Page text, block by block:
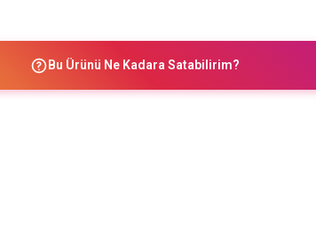
Bu Ürünü Ne Kadara Satabilirim?